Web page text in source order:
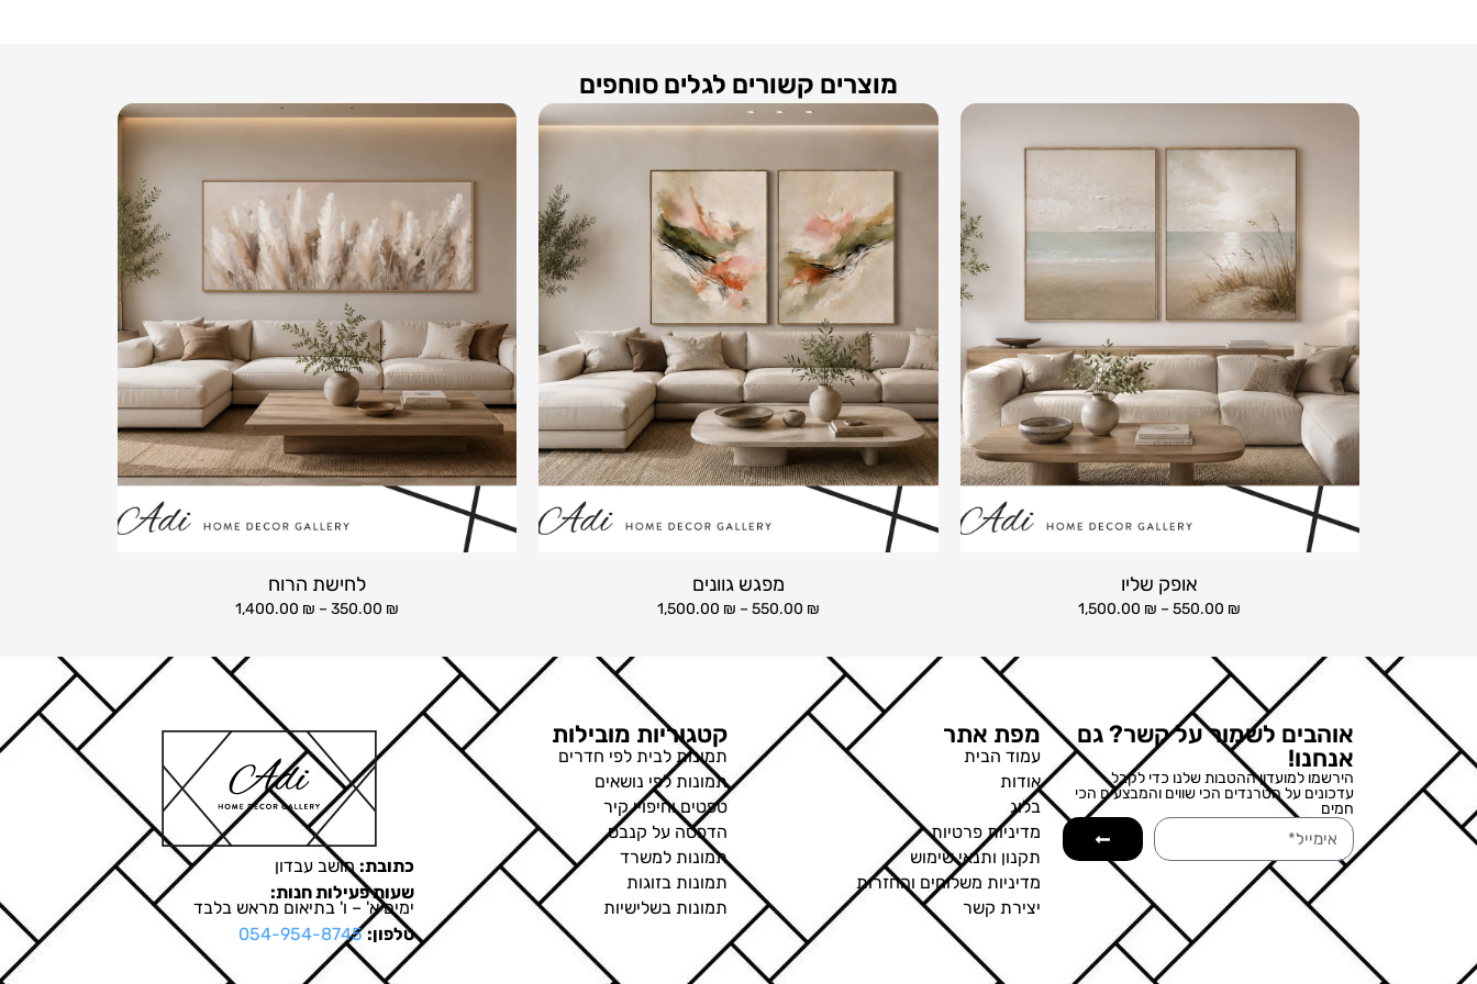
מוצרים קשורים לגלים סוחפים
אופק שליו
550.00 ₪
–
1,500.00 ₪
מפגש גוונים
550.00 ₪
–
1,500.00 ₪
לחישת הרוח
350.00 ₪
–
1,400.00 ₪
אוהבים לשמור על קשר? גם
אנחנו!
הירשמו למועדון ההטבות שלנו כדי לקבל
עדכונים על הטרנדים הכי שווים והמבצעים הכי
חמים
מפת אתר
עמוד הבית
אודות
בלוג
מדיניות פרטיות
תקנון ותנאי שימוש
מדיניות משלוחים והחזרות
יצירת קשר
קטגוריות מובילות
תמונות לבית לפי חדרים
תמונות לפי נושאים
טפטים וחיפויי קיר
הדפסה על קנבס
תמונות למשרד
תמונות בזוגות
תמונות בשלישיות
כתובת: מושב עבדון
שעות פעילות חנות:
ימים א' – ו' בתיאום מראש בלבד
טלפון: 054-954-8745